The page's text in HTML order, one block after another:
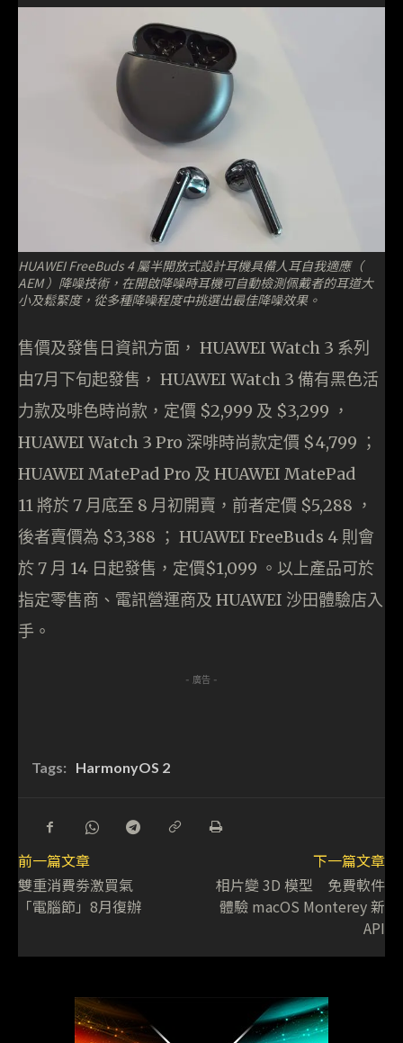
HUAWEI FreeBuds 4 屬半開放式設計耳機具備人耳自我適應（
AEM ）降噪技術，在開啟降噪時耳機可自動檢測佩戴者的耳道大
小及鬆緊度，從多種降噪程度中挑選出最佳降噪效果。
售價及發售日資訊方面， HUAWEI Watch 3 系列
由7月下旬起發售， HUAWEI Watch 3 備有黑色活
力款及啡色時尚款，定價 $2,999 及 $3,299 ，
HUAWEI Watch 3 Pro 深啡時尚款定價 $4,799 ；
HUAWEI MatePad Pro 及 HUAWEI MatePad
11 將於 7 月底至 8 月初開賣，前者定價 $5,288 ，
後者賣價為 $3,388 ； HUAWEI FreeBuds 4 則會
於 7 月 14 日起發售，定價$1,099 。以上產品可於
指定零售商、電訊營運商及 HUAWEI 沙田體驗店入
手。
- 廣告 -
Tags: HarmonyOS 2
前一篇文章
雙重消費劵激買氣
「電腦節」8月復辦
下一篇文章
相片變 3D 模型 免費軟件
體驗 macOS Monterey 新
API